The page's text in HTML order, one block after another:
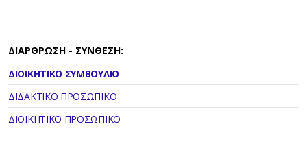
ΔΙΑΡΘΡΩΣΗ - ΣΥΝΘΕΣΗ:
ΔΙΟΙΚΗΤΙΚΟ ΣΥΜΒΟΥΛΙΟ
ΔΙΔΑΚΤΙΚΟ ΠΡΟΣΩΠΙΚΟ
ΔΙΟΙΚΗΤΙΚΟ ΠΡΟΣΩΠΙΚΟ